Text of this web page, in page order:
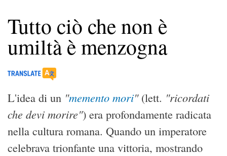
Tutto ciò che non è
umiltà è menzogna
L'idea di un "memento mori"(lett. "ricordati
che devi morire") era profondamente radicata
nella cultura romana. Quando un imperatore
celebrava trionfante una vittoria, mostrando